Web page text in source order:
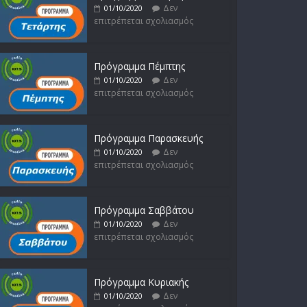
01/10/2020
Δεν
επιτρέπεται σχολιασμός
Πρόγραμμα Πέμπτης
01/10/2020
Δεν
επιτρέπεται σχολιασμός
Πρόγραμμα Παρασκευής
01/10/2020
Δεν
επιτρέπεται σχολιασμός
Πρόγραμμα Σαββάτου
01/10/2020
Δεν
επιτρέπεται σχολιασμός
Πρόγραμμα Κυριακής
01/10/2020
Δεν